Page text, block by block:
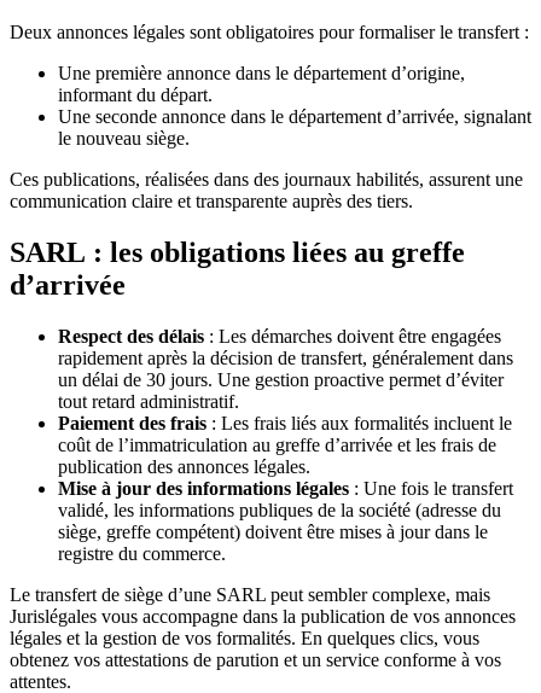
Deux annonces légales sont obligatoires pour formaliser le transfert :
Une première annonce dans le département d’origine,
informant du départ.
Une seconde annonce dans le département d’arrivée, signalant
le nouveau siège.
Ces publications, réalisées dans des journaux habilités, assurent une
communication claire et transparente auprès des tiers.
SARL : les obligations liées au greffe
d’arrivée
Respect des délais : Les démarches doivent être engagées
rapidement après la décision de transfert, généralement dans
un délai de 30 jours. Une gestion proactive permet d’éviter
tout retard administratif.
Paiement des frais : Les frais liés aux formalités incluent le
coût de l’immatriculation au greffe d’arrivée et les frais de
publication des annonces légales.
Mise à jour des informations légales : Une fois le transfert
validé, les informations publiques de la société (adresse du
siège, greffe compétent) doivent être mises à jour dans le
registre du commerce.
Le transfert de siège d’une SARL peut sembler complexe, mais
Jurislégales vous accompagne dans la publication de vos annonces
légales et la gestion de vos formalités. En quelques clics, vous
obtenez vos attestations de parution et un service conforme à vos
attentes.